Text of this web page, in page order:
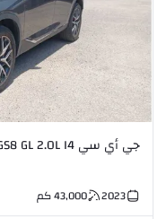
جي أي سي GS8 GL 2.0L I4
2023
43,000كم